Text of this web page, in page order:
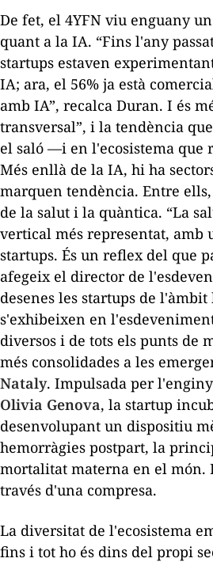
De fet, el 4YFN viu enguany
quant a la IA. “Fins l'any
startups estaven
IA; ara, el 56% ja està
amb IA”, recalca Duran. I és
transversal”, i la tendència
el saló —i en l'ecosistema que
Més enllà de la IA, hi ha
marquen tendència. Entre
de la salut i la quàntica. “La
vertical més representat, amb
startups. És un reflex del que
afegeix el director de
desenes les startups de l'àmbit
s'exhibeixen en
diversos i de tots els punts de
més consolidades a les
Nataly. Impulsada per
Olivia Genova, la startup
desenvolupant un dispositiu
hemorràgies postpart, la
mortalitat materna en el món.
través d'una compresa.
La diversitat de l'ecosistema
fins i tot ho és dins del propi